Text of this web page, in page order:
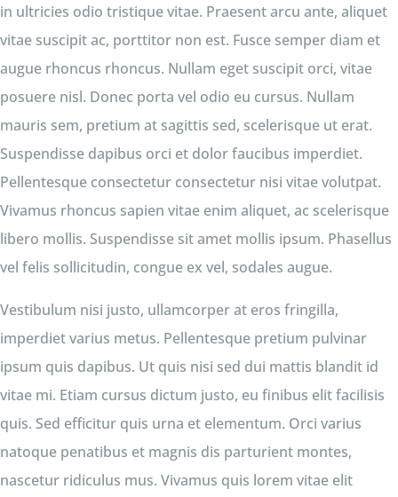
in ultricies odio tristique vitae. Praesent arcu ante, aliquet
vitae suscipit ac, porttitor non est. Fusce semper diam et
augue rhoncus rhoncus. Nullam eget suscipit orci, vitae
posuere nisl. Donec porta vel odio eu cursus. Nullam
mauris sem, pretium at sagittis sed, scelerisque ut erat.
Suspendisse dapibus orci et dolor faucibus imperdiet.
Pellentesque consectetur consectetur nisi vitae volutpat.
Vivamus rhoncus sapien vitae enim aliquet, ac scelerisque
libero mollis. Suspendisse sit amet mollis ipsum. Phasellus
vel felis sollicitudin, congue ex vel, sodales augue.
Vestibulum nisi justo, ullamcorper at eros fringilla,
imperdiet varius metus. Pellentesque pretium pulvinar
ipsum quis dapibus. Ut quis nisi sed dui mattis blandit id
vitae mi. Etiam cursus dictum justo, eu finibus elit facilisis
quis. Sed efficitur quis urna et elementum. Orci varius
natoque penatibus et magnis dis parturient montes,
nascetur ridiculus mus. Vivamus quis lorem vitae elit